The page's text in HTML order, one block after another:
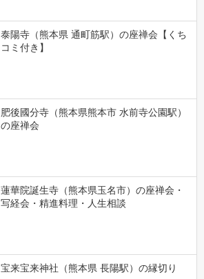
泰陽寺（熊本県 通町筋駅）の座禅会【くち
コミ付き】
肥後國分寺（熊本県熊本市 水前寺公園駅）
の座禅会
蓮華院誕生寺（熊本県玉名市）の座禅会・
写経会・精進料理・人生相談
宝来宝来神社（熊本県 長陽駅）の縁切り